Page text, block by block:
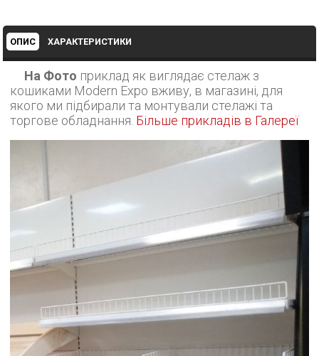
ОПИС ХАРАКТЕРИСТИКИ
На Фото приклад як виглядає стелаж з
кошиками Modern Expo вживу, в магазині, для
якого ми підбирали та монтували стелажі та
торгове обладнання. Більше прикладів в Галереї